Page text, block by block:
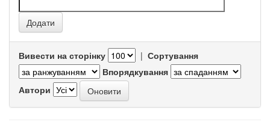
Вивести на сторінку | Сортування
Впорядкування
Автори